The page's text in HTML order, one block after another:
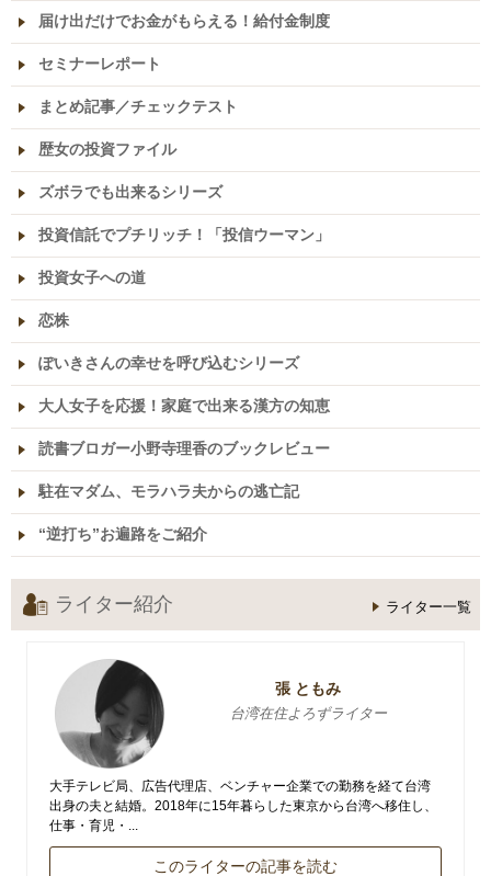
届け出だけでお金がもらえる！給付金制度
セミナーレポート
まとめ記事／チェックテスト
歴女の投資ファイル
ズボラでも出来るシリーズ
投資信託でプチリッチ！「投信ウーマン」
投資女子への道
恋株
ぽいきさんの幸せを呼び込むシリーズ
大人女子を応援！家庭で出来る漢方の知恵
読書ブロガー小野寺理香のブックレビュー
駐在マダム、モラハラ夫からの逃亡記
“逆打ち”お遍路をご紹介
ライター紹介 ライター一覧
張 ともみ
台湾在住よろずライター
大手テレビ局、広告代理店、ベンチャー企業での勤務を経て台湾
出身の夫と結婚。2018年に15年暮らした東京から台湾へ移住し、
仕事・育児・...
このライターの記事を読む